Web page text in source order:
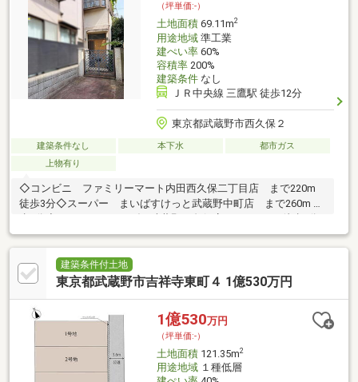
（坪単価:-）
土地面積69.11m2
用途地域準工業
建ぺい率60%
容積率200%
建築条件なし
ＪＲ中央線 三鷹駅 徒歩12分
東京都武蔵野市西久保２
建築条件なし 本下水
都市ガス
上物有り
◇コンビニ ファミリーマート内田西久保二丁目店 まで220m
徒歩3分◇スーパー まいばすけっと武蔵野中町店 まで260m 徒
歩4分◇スーパー いなげや武蔵野西久保店 まで410m 徒歩6分
建築条件付土地
東京都武蔵野市吉祥寺東町４ 1億530万円
1億530万円
（坪単価:-）
土地面積121.35m2
用途地域１種低層